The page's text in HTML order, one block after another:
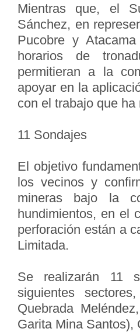
Mientras que, el
Sánchez, en
Pucobre y
horarios de
permitieran a la
apoyar en la
con el trabajo que ha
11 Sondajes
El objetivo
los vecinos y
mineras bajo la
hundimientos, en el
perforación están a
Limitada.
Se realizarán 11
siguientes
Quebrada
Garita Mina Santos),